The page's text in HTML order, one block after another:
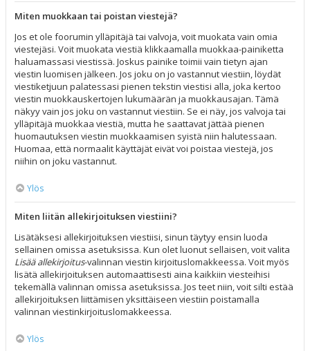
Miten muokkaan tai poistan viestejä?
Jos et ole foorumin ylläpitäjä tai valvoja, voit muokata vain omia
viestejäsi. Voit muokata viestiä klikkaamalla muokkaa-painiketta
haluamassasi viestissä. Joskus painike toimii vain tietyn ajan
viestin luomisen jälkeen. Jos joku on jo vastannut viestiin, löydät
viestiketjuun palatessasi pienen tekstin viestisi alla, joka kertoo
viestin muokkauskertojen lukumäärän ja muokkausajan. Tämä
näkyy vain jos joku on vastannut viestiin. Se ei näy, jos valvoja tai
ylläpitäjä muokkaa viestiä, mutta he saattavat jättää pienen
huomautuksen viestin muokkaamisen syistä niin halutessaan.
Huomaa, että normaalit käyttäjät eivät voi poistaa viestejä, jos
niihin on joku vastannut.
Ylös
Miten liitän allekirjoituksen viestiini?
Lisätäksesi allekirjoituksen viestiisi, sinun täytyy ensin luoda
sellainen omissa asetuksissa. Kun olet luonut sellaisen, voit valita
Lisää allekirjoitus-valinnan viestin kirjoituslomakkeessa. Voit myös
lisätä allekirjoituksen automaattisesti aina kaikkiin viesteihisi
tekemällä valinnan omissa asetuksissa. Jos teet niin, voit silti estää
allekirjoituksen liittämisen yksittäiseen viestiin poistamalla
valinnan viestinkirjoituslomakkeessa.
Ylös